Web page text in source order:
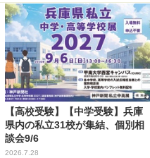
【高校受験】【中学受験】兵庫
県内の私立31校が集結、個別相
談会9/6
2026.7.28